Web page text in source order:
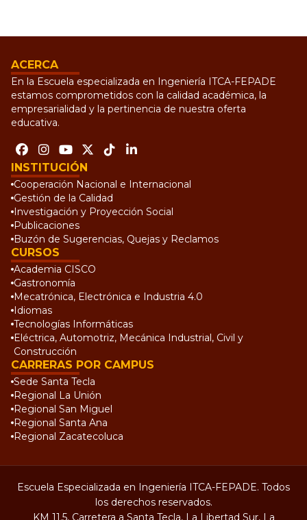
ACERCA
En la Escuela especializada en Ingeniería ITCA-FEPADE
estamos comprometidos con la calidad académica, la
empresarialidad y la pertinencia de nuestra oferta
educativa.
INSTITUCIÓN
Cooperación Nacional e Internacional
Gestión de la Calidad
Investigación y Proyección Social
Publicaciones
Buzón de Sugerencias, Quejas y Reclamos
CURSOS
Academia CISCO
Gastronomía
Mecatrónica, Electrónica e Industria 4.0
Idiomas
Tecnologías Informáticas
Eléctrica, Automotriz, Mecánica Industrial, Civil y
Construcción
CARRERAS POR CAMPUS
Sede Santa Tecla
Regional La Unión
Regional San Miguel
Regional Santa Ana
Regional Zacatecoluca
Escuela Especializada en Ingeniería ITCA-FEPADE. Todos
los derechos reservados.
KM 11.5, Carretera a Santa Tecla, La Libertad Sur, La